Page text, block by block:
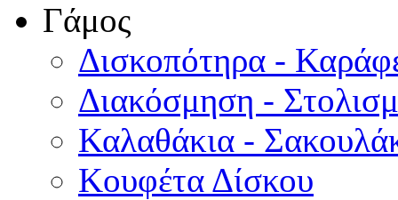
Γάμος
Δισκοπότηρα -
Διακόσμηση -
Καλαθάκια -
Κουφέτα Δίσκου